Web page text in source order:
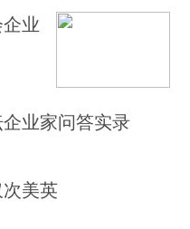
业
业家问答实录
美英